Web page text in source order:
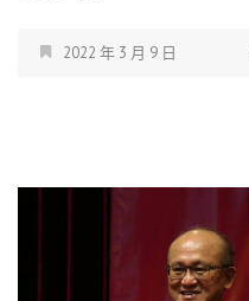
2022 年 3 月 9 日